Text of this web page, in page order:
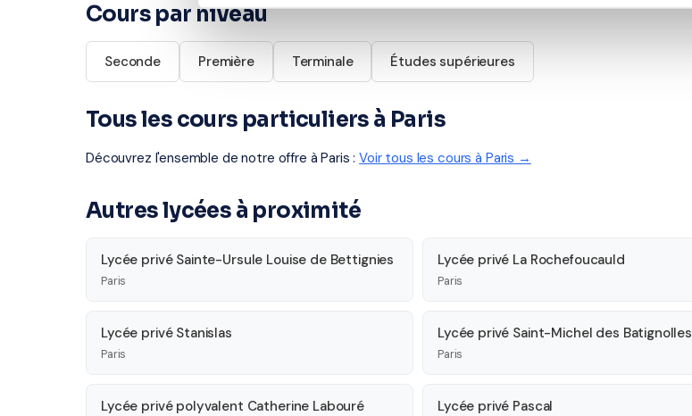
Cours par niveau
Seconde Première Terminale Études supérieures
Tous les cours particuliers à Paris
Découvrez l'ensemble de notre offre à Paris :Voir tous les cours à Paris →
Autres lycées à proximité
Lycée privé Sainte-Ursule Louise de Bettignies
Paris
Lycée privé La Rochefoucauld
Paris
Lycée privé Stanislas
Paris
Lycée privé Saint-Michel des Batignolles
Paris
Lycée privé polyvalent Catherine Labouré Lycée privé Pascal